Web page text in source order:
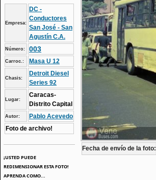
Empresa:
DC -
Conductores
San José - San
Agustín C.A.
Número: 003
Carroc.: Masa U 12
Chasis:
Detroit Diesel
Series 92
Lugar:
Caracas-
Distrito Capital
Autor:
Pablo Acevedo
Foto de archivo!
¡USTED PUEDE
REDIMENSIONAR ESTA FOTO!
APRENDA COMO...
Fecha de envío de la foto: